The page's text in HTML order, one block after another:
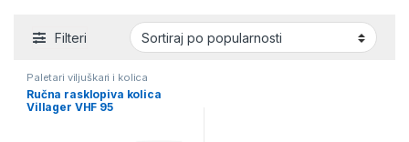
Filteri
Paletari viljuškari i kolica
Ručna rasklopiva kolica
Villager VHF 95